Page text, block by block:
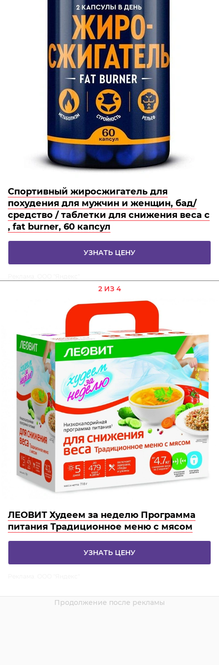
Спортивный жиросжигатель для
похудения для мужчин и женщин, бад/
средство / таблетки для снижения веса с
, fat burner, 60 капсул
УЗНАТЬ ЦЕНУ
2 ИЗ 4
ЛЕОВИТ Худеем за неделю Программа
питания Традиционное меню с мясом
УЗНАТЬ ЦЕНУ